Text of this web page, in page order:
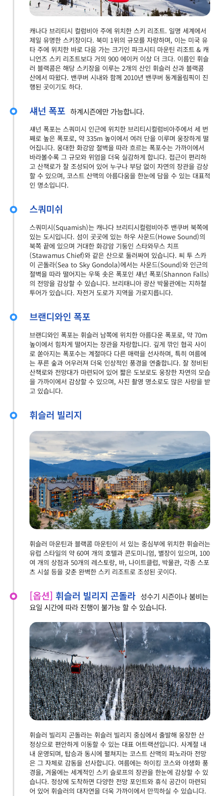
캐나다 브리티시 컬럼비아 주에 위치한 스키 리조트. 일명 세계에서
제일 유명한 스키장이다. 북미 1위의 규모를 자랑하며, 이는 미국 유
타 주에 위치한 바로 다음 가는 크기인 파크시티 마운틴 리조트 & 캐
니언즈 스키 리조트보다 거의 900 에이커 이상 더 크다. 이름인 휘슬
러 블랙콤은 해당 스키장을 이루는 2개의 산인 휘슬러 산과 블랙콤
산에서 따왔다. 밴쿠버 시내와 함께 2010년 밴쿠버 동계올림픽이 진
행된 곳이기도 하다.
섀넌 폭포 하계시즌에만 가능합니다.
섀넌 폭포는 스쿼미시 인근에 위치한 브리티시컬럼비아주에서 세 번
째로 높은 폭포로, 약 335m 높이에서 여러 단을 이루며 웅장하게 떨
어집니다. 웅대한 화강암 절벽을 따라 흐르는 폭포수는 가까이에서
바라볼수록 그 규모와 위엄을 더욱 실감하게 합니다. 접근이 편리하
고 산책로가 잘 조성되어 있어 누구나 부담 없이 자연의 장관을 감상
할 수 있으며, 코스트 산맥의 아름다움을 한눈에 담을 수 있는 대표적
인 명소입니다.
스쿼미쉬
스쿼미시(Squamish)는 캐나다 브리티시컬럼비아주 밴쿠버 북쪽에
있는 도시입니다. 섬이 곳곳에 있는 하우 사운드(Howe Sound)의
북쪽 끝에 있으며 거대한 화강암 기둥인 스타와무스 치프
(Stawamus Chief)와 같은 산으로 둘러싸여 있습니다. 씨 투 스카
이 곤돌라(Sea to Sky Gondola)에서는 사운드(Sound)와 인근의
절벽을 따라 떨어지는 우뚝 솟은 폭포인 섀넌 폭포(Shannon Falls)
의 전망을 감상할 수 있습니다. 브리태니아 광산 박물관에는 지하철
투어가 있습니다. 자전거 도로가 지역을 가로지릅니다.
브랜디와인 폭포
브랜디와인 폭포는 휘슬러 남쪽에 위치한 아름다운 폭포로, 약 70m
높이에서 힘차게 떨어지는 장관을 자랑합니다. 깊게 깎인 협곡 사이
로 쏟아지는 폭포수는 계절마다 다른 매력을 선사하며, 특히 여름에
는 푸른 숲과 어우러져 더욱 인상적인 풍경을 연출합니다. 잘 정비된
산책로와 전망대가 마련되어 있어 짧은 도보로도 웅장한 자연의 모습
을 가까이에서 감상할 수 있으며, 사진 촬영 명소로도 많은 사랑을 받
고 있습니다.
휘슬러 빌리지
휘슬러 마운틴과 블랙콤 마운틴이 서 있는 중심부에 위치한 휘슬러는
유럽 스타일의 약 60여 개의 호텔과 콘도미니엄, 별장이 있으며, 100
여 개의 상점과 50개의 레스토랑, 바, 나이트클럽, 박물관, 각종 스포
츠 시설 등을 갖춘 완벽한 스키 리조트로 조성된 곳이다.
[옵션] 휘슬러 빌리지 곤돌라 성수기 시즌이나 붐비는
요일 시간에 따라 진행이 불가능 할 수 있습니다.
휘슬러 빌리지 곤돌라는 휘슬러 빌리지 중심에서 출발해 웅장한 산
정상으로 편안하게 이동할 수 있는 대표 어트랙션입니다. 사계절 내
내 운영되며, 탑승과 동시에 펼쳐지는 코스트 산맥의 파노라마 전망
은 그 자체로 감동을 선사합니다. 여름에는 하이킹 코스와 야생화 풍
경을, 겨울에는 세계적인 스키 슬로프의 장관을 한눈에 감상할 수 있
습니다. 정상에 도착하면 다양한 전망 포인트와 휴식 공간이 마련되
어 있어 휘슬러의 대자연을 더욱 가까이에서 만끽하실 수 있습니다.